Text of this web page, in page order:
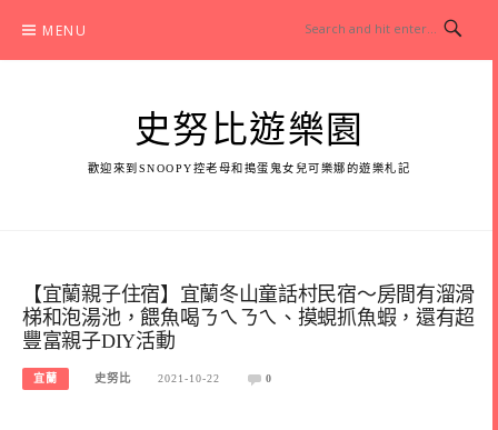
content
MENU
史努比遊樂園
歡迎來到SNOOPY控老母和搗蛋鬼女兒可樂娜的遊樂札記
【宜蘭親子住宿】宜蘭冬山童話村民宿～房間有溜滑
梯和泡湯池，餵魚喝ㄋㄟㄋㄟ、摸蜆抓魚蝦，還有超
豐富親子DIY活動
宜蘭 史努比 2021-10-22 0